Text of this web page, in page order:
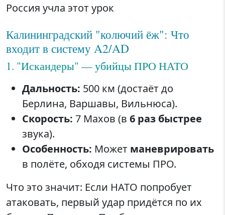
Россия учла этот урок
Калининградский "колючий ёж": Что
входит в систему A2/AD
1. "Искандеры" — убийцы ПРО НАТО
Дальность: 500 км (достаёт до
Берлина, Варшавы, Вильнюса).
Скорость: 7 Махов (в 6 раз быстрее
звука).
Особенность: Может маневрировать
в полёте, обходя системы ПРО.
Что это значит: Если НАТО попробует
атаковать, первый удар придётся по их